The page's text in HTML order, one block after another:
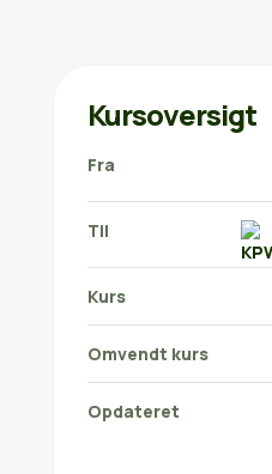
Kursoversigt
Fra
Til
Kurs
Omvendt kurs
Opdateret